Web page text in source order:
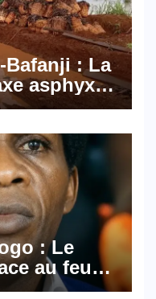
Bafanji : La
asphyxie
: Le
au feu
de la